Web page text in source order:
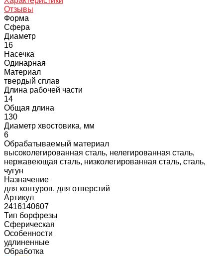
Отзывы
Форма
Сфера
Диаметр
16
Насечка
Одинарная
Материал
твердый сплав
Длина рабочей части
14
Общая длина
130
Диаметр хвостовика, мм
6
Обрабатываемый материал
высоколегированная сталь, нелегированная сталь,
нержавеющая сталь, низколегированная сталь, сталь,
чугун
Назначение
для контуров, для отверстий
Артикул
2416140607
Тип борфрезы
Сферическая
Особенности
удлиненные
Обработка